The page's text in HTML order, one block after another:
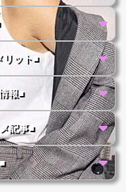
リット■
報■
記事■